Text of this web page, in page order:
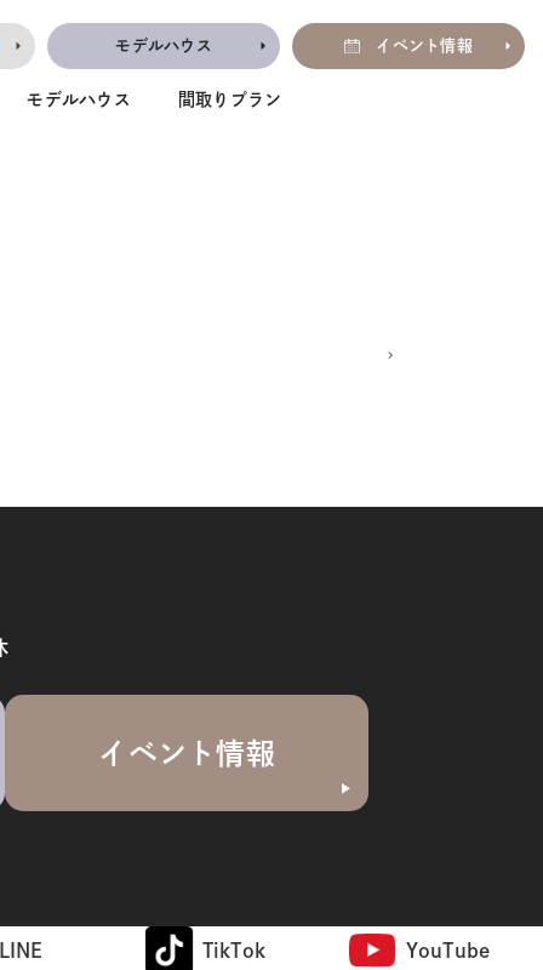
モデルハウス イベント情報
モデルハウス 間取りプラン
イベント情報
TikTok YouTube